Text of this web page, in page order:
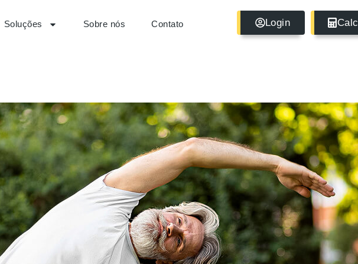
Soluções Sobre nós Contato Login